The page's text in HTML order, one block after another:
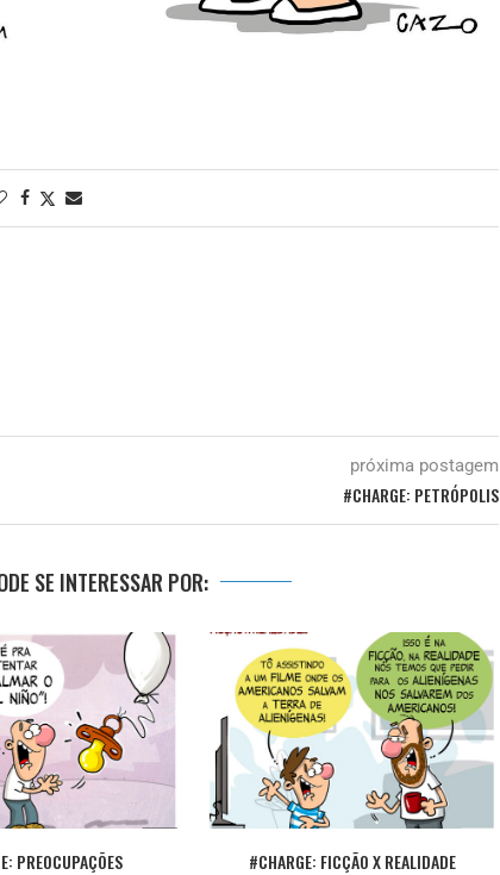
próxima postagem
#CHARGE: PETRÓPOLIS
SE INTERESSAR POR:
PREOCUPAÇÕES #CHARGE: FICÇÃO X REALIDADE